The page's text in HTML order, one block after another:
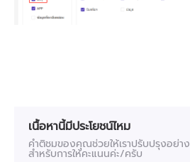
เนื้อหานี้มีประโยชน์ไหม
คำติชมของคุณช่วยให้เราปรับปรุงอย่
สำหรับการให้คะแนนค่ะ/ครับ